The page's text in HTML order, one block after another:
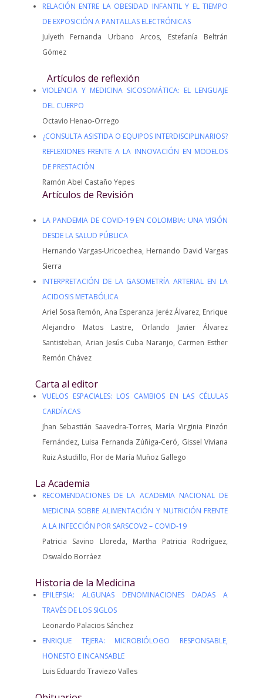
RELACIÓN ENTRE LA OBESIDAD INFANTIL Y EL TIEMPO
DE EXPOSICIÓN A PANTALLAS ELECTRÓNICAS
Julyeth Fernanda Urbano Arcos, Estefanía Beltrán
Gómez
Artículos de reflexión
VIOLENCIA Y MEDICINA SICOSOMÁTICA: EL LENGUAJE
DEL CUERPO
Octavio Henao-Orrego
¿CONSULTA ASISTIDA O EQUIPOS INTERDISCIPLINARIOS?
REFLEXIONES FRENTE A LA INNOVACIÓN EN MODELOS
DE PRESTACIÓN
Ramón Abel Castaño Yepes
Artículos de Revisión
LA PANDEMIA DE COVID-19 EN COLOMBIA: UNA VISIÓN
DESDE LA SALUD PÚBLICA
Hernando Vargas-Uricoechea, Hernando David Vargas
Sierra
INTERPRETACIÓN DE LA GASOMETRÍA ARTERIAL EN LA
ACIDOSIS METABÓLICA
Ariel Sosa Remón, Ana Esperanza Jeréz Álvarez, Enrique
Alejandro Matos Lastre, Orlando Javier Álvarez
Santisteban, Arian Jesús Cuba Naranjo, Carmen Esther
Remón Chávez
Carta al editor
VUELOS ESPACIALES: LOS CAMBIOS EN LAS CÉLULAS
CARDÍACAS
Jhan Sebastián Saavedra-Torres, María Virginia Pinzón
Fernández, Luisa Fernanda Zúñiga-Ceró, Gissel Viviana
Ruiz Astudillo, Flor de María Muñoz Gallego
La Academia
RECOMENDACIONES DE LA ACADEMIA NACIONAL DE
MEDICINA SOBRE ALIMENTACIÓN Y NUTRICIÓN FRENTE
A LA INFECCIÓN POR SARSCOV2 – COVID-19
Patricia Savino Lloreda, Martha Patricia Rodríguez,
Oswaldo Borráez
Historia de la Medicina
EPILEPSIA: ALGUNAS DENOMINACIONES DADAS A
TRAVÉS DE LOS SIGLOS
Leonardo Palacios Sánchez
ENRIQUE TEJERA: MICROBIÓLOGO RESPONSABLE,
HONESTO E INCANSABLE
Luis Eduardo Traviezo Valles